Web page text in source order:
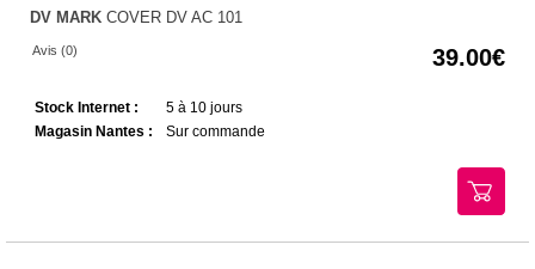
DV MARK COVER DV AC 101
Avis (0) 39.00
Stock Internet :
5 à 10 jours
Magasin Nantes :
Sur commande